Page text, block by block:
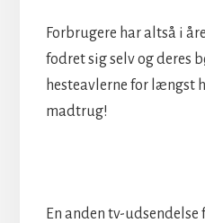
Forbrugere har altså i
fodret sig selv og deres
hesteavlerne for længst
madtrug!
En anden tv-